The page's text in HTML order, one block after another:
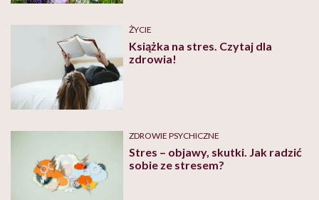
ŻYCIE
Książka na stres. Czytaj dla
zdrowia!
ZDROWIE PSYCHICZNE
Stres – objawy, skutki. Jak radzić
sobie ze stresem?